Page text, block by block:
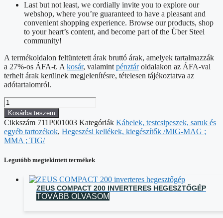
Last but not least, we cordially invite you to explore our
webshop, where you’re guaranteed to have a pleasant and
convenient shopping experience. Browse our products, shop
to your heart’s content, and become part of the Über Steel
community!
A termékoldalon feltüntetett árak bruttó árak, amelyek tartalmazzák
a 27%-os ÁFA-t. A kosár, valamint pénztároldalakon az ÁFA-val
terhelt árak kerülnek megjelenítésre, tételesen tájékoztatva az
adótartalomról.
Csatlakozó
lengőaljzat
10-
25mm2
mennyiség
Kosárba teszem
Cikkszám 711P001003 Kategóriák Kábelek, testcsipeszek, saruk és
egyéb tartozékok, Hegeszési kellékek, kiegészítők /MIG-MAG ;
MMA ; TIG/
Legutóbb megtekintett termékek
ZEUS COMPACT 200 INVERTERES HEGESZTŐGÉP
TOVÁBB OLVASOM